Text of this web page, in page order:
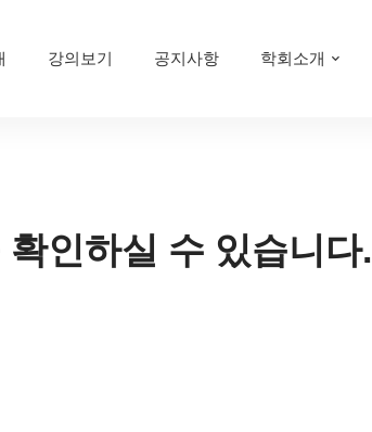
강의보기 공지사항 학회소개
인하실 수 있습니다.